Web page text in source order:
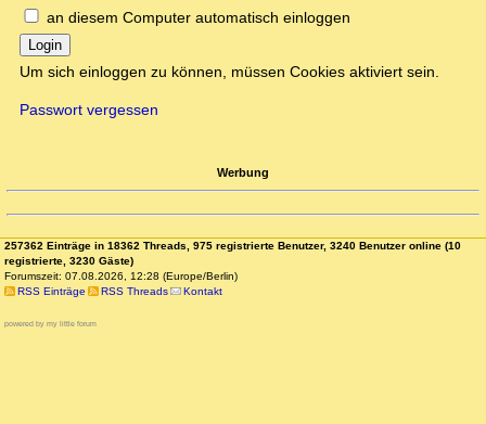
an diesem Computer automatisch einloggen
Login
Um sich einloggen zu können, müssen Cookies aktiviert sein.
Passwort vergessen
Werbung
257362 Einträge in 18362 Threads, 975 registrierte Benutzer, 3240 Benutzer online (10
registrierte, 3230 Gäste)
Forumszeit: 07.08.2026, 12:28 (Europe/Berlin)
RSS Einträge
RSS Threads Kontakt
powered by my little forum